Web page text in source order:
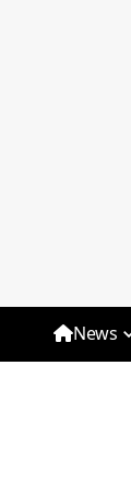
News